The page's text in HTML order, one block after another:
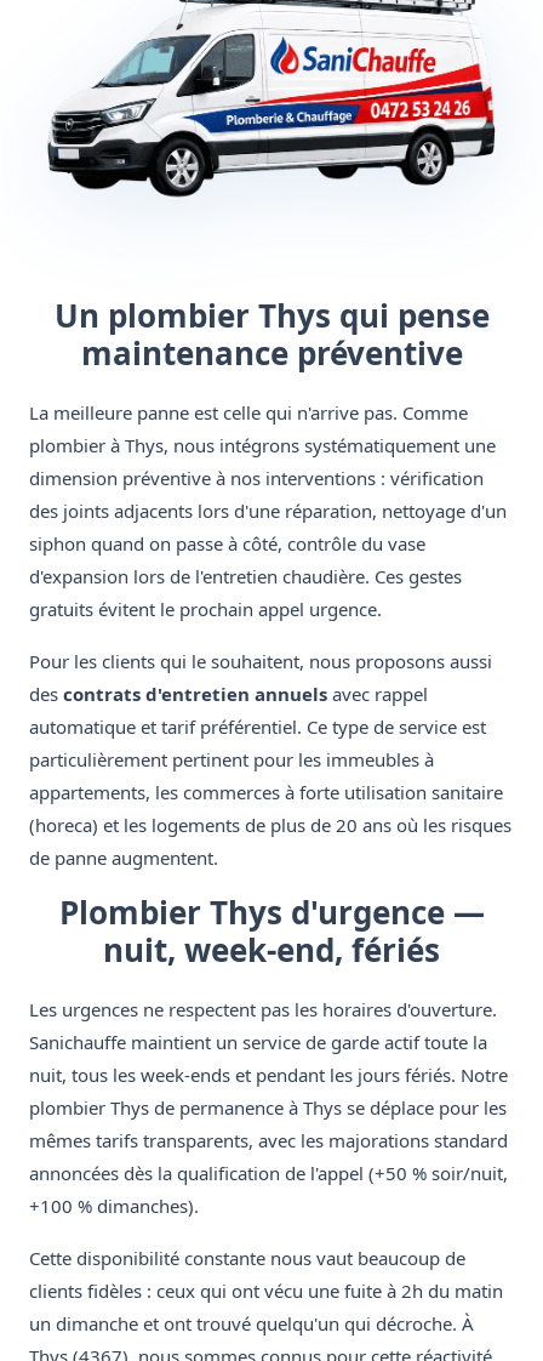
Un plombier Thys qui pense
maintenance préventive
La meilleure panne est celle qui n'arrive pas. Comme
plombier à Thys, nous intégrons systématiquement une
dimension préventive à nos interventions : vérification
des joints adjacents lors d'une réparation, nettoyage d'un
siphon quand on passe à côté, contrôle du vase
d'expansion lors de l'entretien chaudière. Ces gestes
gratuits évitent le prochain appel urgence.
Pour les clients qui le souhaitent, nous proposons aussi
des contrats d'entretien annuels avec rappel
automatique et tarif préférentiel. Ce type de service est
particulièrement pertinent pour les immeubles à
appartements, les commerces à forte utilisation sanitaire
(horeca) et les logements de plus de 20 ans où les risques
de panne augmentent.
Plombier Thys d'urgence —
nuit, week-end, fériés
Les urgences ne respectent pas les horaires d'ouverture.
Sanichauffe maintient un service de garde actif toute la
nuit, tous les week-ends et pendant les jours fériés. Notre
plombier Thys de permanence à Thys se déplace pour les
mêmes tarifs transparents, avec les majorations standard
annoncées dès la qualification de l'appel (+50 % soir/nuit,
+100 % dimanches).
Cette disponibilité constante nous vaut beaucoup de
clients fidèles : ceux qui ont vécu une fuite à 2h du matin
un dimanche et ont trouvé quelqu'un qui décroche. À